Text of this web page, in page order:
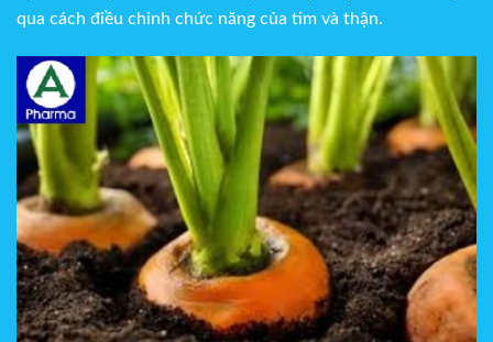
qua cách điều chỉnh chức năng của tim và thận.